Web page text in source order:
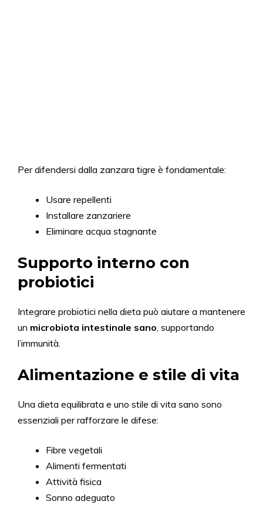
Per difendersi dalla zanzara tigre è fondamentale:
Usare repellenti
Installare zanzariere
Eliminare acqua stagnante
Supporto interno con
probiotici
Integrare probiotici nella dieta può aiutare a mantenere
un microbiota intestinale sano, supportando
l’immunità.
Alimentazione e stile di vita
Una dieta equilibrata e uno stile di vita sano sono
essenziali per rafforzare le difese:
Fibre vegetali
Alimenti fermentati
Attività fisica
Sonno adeguato